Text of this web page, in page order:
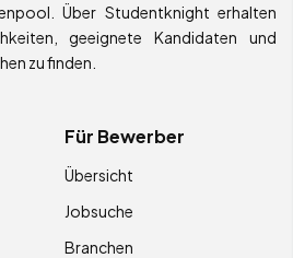
Über Studentknight erhalten
geeignete Kandidaten und
zu finden.
Für Bewerber
Übersicht
Jobsuche
Branchen